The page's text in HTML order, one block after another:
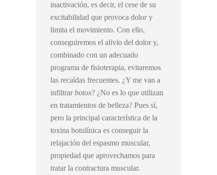
inactivación, es decir, el cese de su
excitabilidad que provoca dolor y
limita el movimiento. Con ello,
conseguiremos el alivio del dolor y,
combinado con un adecuado
programa de fisioterapia, evitaremos
las recaídas frecuentes. ¿Y me van a
infiltrarbotox? ¿No es lo que utilizan
en tratamientos de belleza? Pues sí,
pero la principal característica de la
toxina botulínica es conseguir la
relajación del espasmo muscular,
propiedad que aprovechamos para
tratar la contractura muscular.